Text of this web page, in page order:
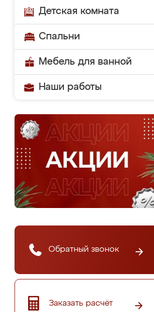
Детская комната
Спальни
Мебель для ванной
Наши работы
Обратный звонок
Заказать расчёт